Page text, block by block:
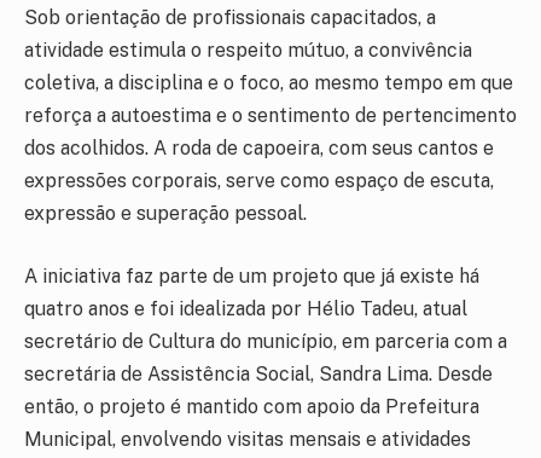
Sob orientação de profissionais capacitados, a
atividade estimula o respeito mútuo, a convivência
coletiva, a disciplina e o foco, ao mesmo tempo em que
reforça a autoestima e o sentimento de pertencimento
dos acolhidos. A roda de capoeira, com seus cantos e
expressões corporais, serve como espaço de escuta,
expressão e superação pessoal.
A iniciativa faz parte de um projeto que já existe há
quatro anos e foi idealizada por Hélio Tadeu, atual
secretário de Cultura do município, em parceria com a
secretária de Assistência Social, Sandra Lima. Desde
então, o projeto é mantido com apoio da Prefeitura
Municipal, envolvendo visitas mensais e atividades